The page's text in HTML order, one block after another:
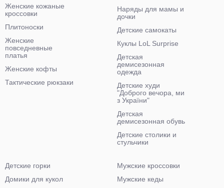
Женские кожаные
кроссовки
Плитоноски
Женские
повседневные
платья
Женские кофты
Тактические рюкзаки
Наряды для мамы и
дочки
Детские самокаты
Куклы LoL Surprise
Детская
демисезонная
одежда
Детские худи
"Доброго вечора, ми
з України"
Детская
демисезонная обувь
Детские столики и
стульчики
Детские горки
Домики для кукол
Мужские кроссовки
Мужские кеды